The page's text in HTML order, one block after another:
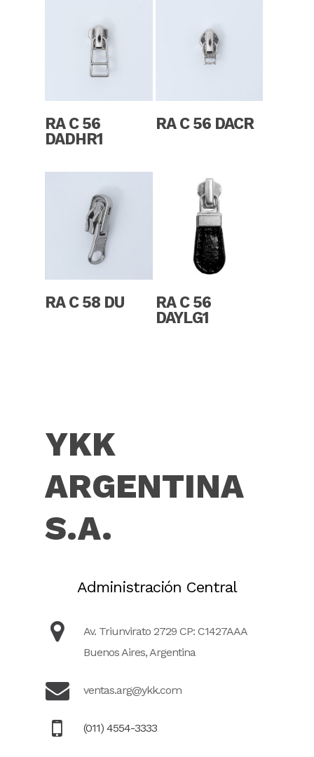
Read More
RA C 56
DADHR1
Read More
RA C 56 DACR
Read More
RA C 58 DU Read More
RA C 56
DAYLG1
YKK
ARGENTINA
S.A.
Administración Central
Av. Triunvirato 2729 CP: C1427AAA
Buenos Aires, Argentina
ventas.arg@ykk.com
(011) 4554-3333